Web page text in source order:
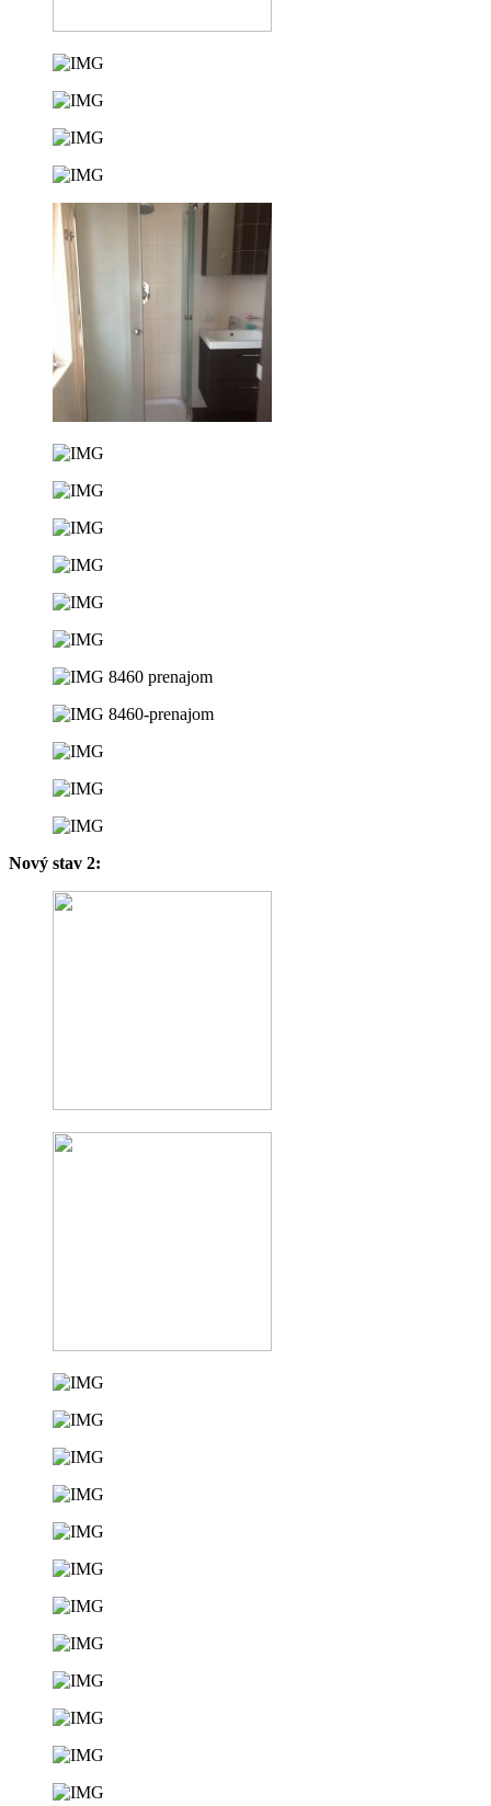
Nový stav 2: